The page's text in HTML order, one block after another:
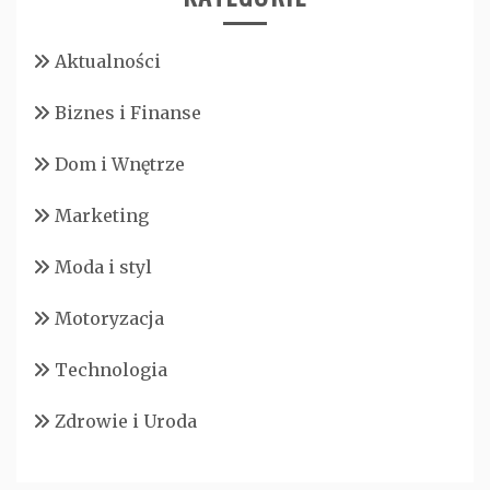
Aktualności
Biznes i Finanse
Dom i Wnętrze
Marketing
Moda i styl
Motoryzacja
Technologia
Zdrowie i Uroda